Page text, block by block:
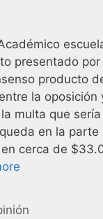
presentado
producto
la oposición
multa que
en la parte
cerca de